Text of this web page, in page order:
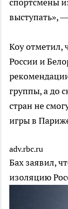
спортсмены
выступать»,
Коу отметил,
России и
группы, а до
стран не
игры в
adv.rbc.ru
Бах заявил,
изоляцию